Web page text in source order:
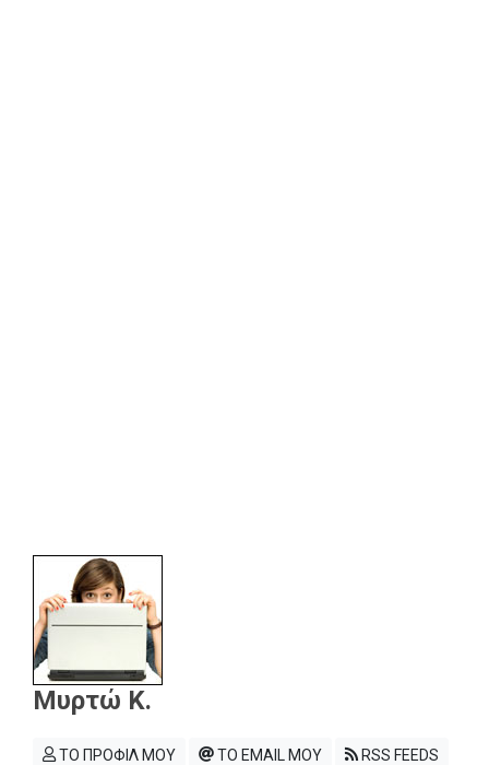
Μυρτώ Κ.
ΤΟ ΠΡΟΦΙΛ ΜΟΥ ΤΟ EMAIL ΜΟΥ RSS FEEDS